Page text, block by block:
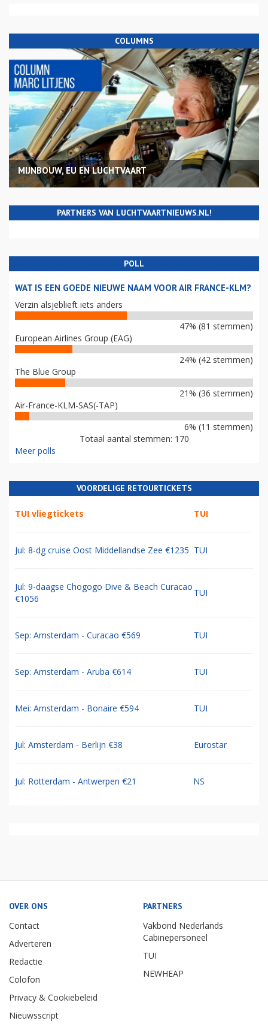
COLUMNS
MIJNBOUW, EU EN LUCHTVAART
PARTNERS VAN LUCHTVAARTNIEUWS.NL!
POLL
WAT IS EEN GOEDE NIEUWE NAAM VOOR AIR FRANCE-KLM?
Verzin alsjeblieft iets anders
47% (81 stemmen)
European Airlines Group (EAG)
24% (42 stemmen)
The Blue Group
21% (36 stemmen)
Air-France-KLM-SAS(-TAP)
6% (11 stemmen)
Totaal aantal stemmen: 170
Meer polls
VOORDELIGE RETOURTICKETS
TUI vliegtickets TUI
Jul: 8-dg cruise Oost Middellandse Zee €1235 TUI
Jul: 9-daagse Chogogo Dive & Beach Curacao
€1056
TUI
Sep: Amsterdam - Curacao €569 TUI
Sep: Amsterdam - Aruba €614 TUI
Mei: Amsterdam - Bonaire €594 TUI
Jul: Amsterdam - Berlijn €38 Eurostar
Jul: Rotterdam - Antwerpen €21 NS
OVER ONS
Contact
Adverteren
Redactie
Colofon
Privacy & Cookiebeleid
Nieuwsscript
PARTNERS
Vakbond Nederlands
Cabinepersoneel
TUI
NEWHEAP